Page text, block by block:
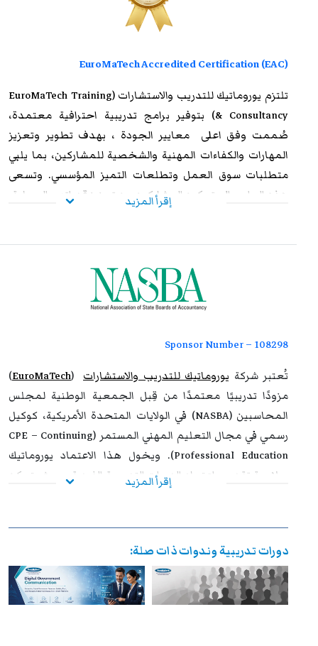
EuroMaTech Accredited Certification (EAC)
تلتزم يوروماتيك للتدريب
والاستشارات (EuroMaTech Training
& Consultancy) بتوفير برامج تدريبية احترافية معتمدة،
صُممت وفق اعلى معايير الجودة ، بهدف تطوير وتعزيز
المهارات والكفاءات المهنية والشخصية للمشاركين، بما يلبي
متطلبات سوق العمل وتطلعات التميز المؤسسي. وتسعى
هذه البرامج إلى تمكين المشاركين من تعزيز قدراتهم العملية،
بنجاح، يحصل المشاركون على شهادة معتمدة من
تتمتع بالاعتراف والموثوقية إقليميًا ودوليًا، مما يمنحها قيمة
استراتيجية عالية. وتُشكل هذه الشهادة إضافة نوعية لمسار
الوظيفي وتحقيق التفوق والتميز داخل مؤسساتهم وخارجها.
إقرأ المزيد
Sponsor Number – 108298
تُعتبر شركة يوروماتيك للتدريب والاستشارات (
EuroMaTech
)
مزودًا تدريبيًا معتمدًا من قِبل الجمعية الوطنية لمجلس
المحاسبين (NASBA) في الولايات المتحدة الأمريكية، كوكيل
رسمي في مجال التعليم المهني المستمر (CPE – Continuing
Professional Education). ويخول هذا الاعتماد يوروماتيك
صلاحية تقديم واعتماد الدورات التدريبية الفردية بحيث يتمكن
ويعكس هذا الاعتماد الدولي التزام يوروماتيك بتقديم برامج
تدريبية متوافقة مع أعلى المعايير المهنية المعتمدة من
الهيئات الدولية، مما يمنح المشاركين قيمة مضافة ملموسة
ويعزز من مكانتهم المهنية في مجالات المحاسبة، التدقيق،
إقرأ المزيد
دورات تدريبية وندوات ذات صلة: